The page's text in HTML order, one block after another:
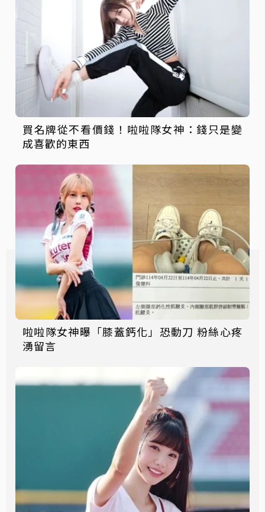
買名牌從不看價錢！啦啦隊女神：錢只是變
成喜歡的東西
啦啦隊女神曝「膝蓋鈣化」恐動刀 粉絲心疼
湧留言